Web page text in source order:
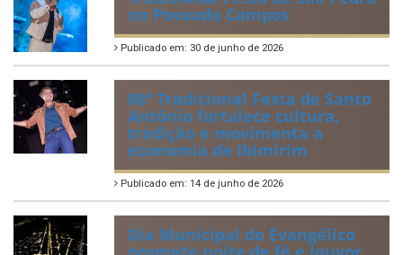
Quadrilhas Juninas de
Ibimirim mantêm viva a
tradição e representam o
munícipio em Pernambuco
Publicado em: 2 de julho de 2026
Tradicional Festa de São Pedro
no Povoado Campos